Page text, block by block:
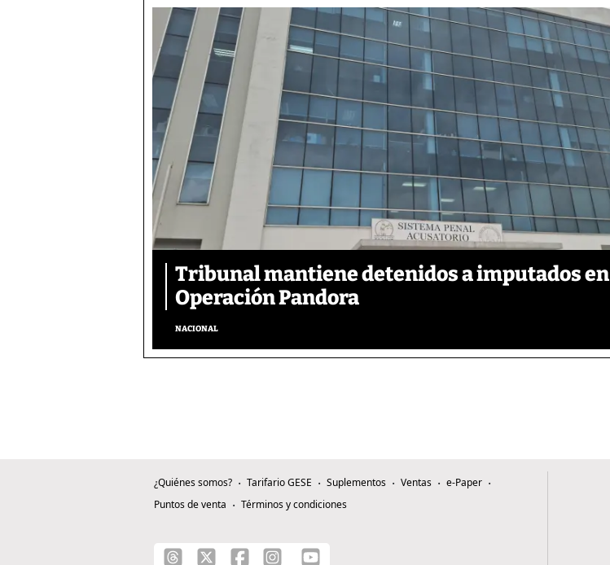
Tribunal mantiene detenidos a imputados en
Operación Pandora
NACIONAL
¿Quiénes somos? Tarifario GESE Suplementos Ventas
e-Paper
Puntos de venta
Términos y condiciones